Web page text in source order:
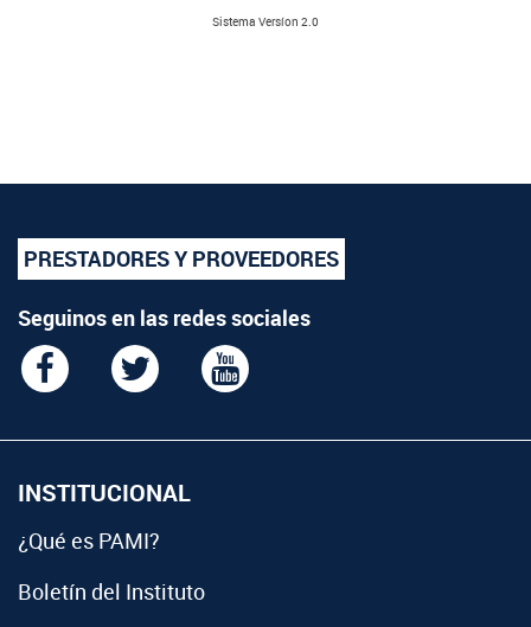
Sistema Versíon 2.0
PRESTADORES Y PROVEEDORES
Seguinos en las redes sociales
INSTITUCIONAL
¿Qué es PAMI?
Boletín del Instituto